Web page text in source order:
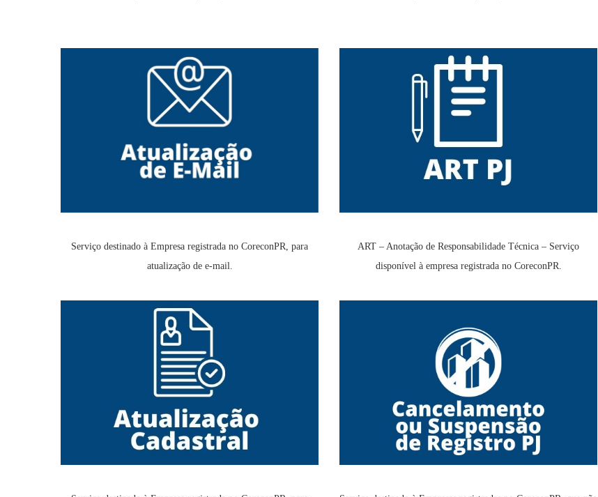
Serviço destinado à Empresa registrada no CoreconPR, para
atualização de e-mail.
ART – Anotação de Responsabilidade Técnica – Serviço
disponível à empresa registrada no CoreconPR.